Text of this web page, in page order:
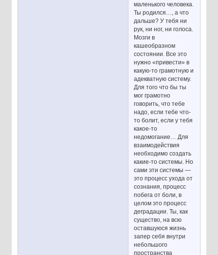
маленького человека.
Ты родился…, а что
дальше? У тебя ни
рук, ни ног, ни голоса.
Мозги в
кашеобразном
состоянии. Все это
нужно «привести» в
какую-то грамотную и
адекватную систему.
Для того что бы ты
мог грамотно
говорить, что тебе
надо, если тебе что-
то болит, если у тебя
какое-то
недомогание… Для
взаимодействия
необходимо создать
какие-то системы. Но
сами эти системы —
это процесс ухода от
сознания, процесс
побега от боли, в
целом это процесс
деградации. Ты, как
существо, на всю
оставшуюся жизнь
запер себя внутри
небольшого
пространства